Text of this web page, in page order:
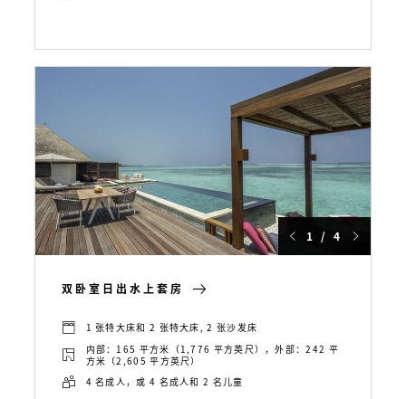
1 / 4
双卧室日出水上套房
1 张特大床和 2 张特大床, 2 张沙发床
内部：165 平方米（1,776 平方英尺），外部：242 平
方米（2,605 平方英尺）
4 名成人，或 4 名成人和 2 名儿童